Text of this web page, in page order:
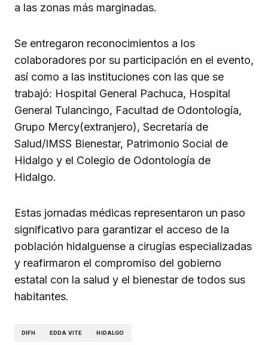
a las zonas más marginadas.
Se entregaron reconocimientos a los
colaboradores por su participación en el evento,
así como a las instituciones con las que se
trabajó: Hospital General Pachuca, Hospital
General Tulancingo, Facultad de Odontología,
Grupo Mercy(extranjero), Secretaría de
Salud/IMSS Bienestar, Patrimonio Social de
Hidalgo y el Colegio de Odontología de
Hidalgo.
Estas jornadas médicas representaron un paso
significativo para garantizar el acceso de la
población hidalguense a cirugías especializadas
y reafirmaron el compromiso del gobierno
estatal con la salud y el bienestar de todos sus
habitantes.
DIFH EDDA VITE HIDALGO